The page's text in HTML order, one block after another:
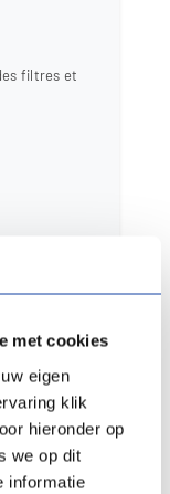
met cookies
eigen
klik
hieronder op
we op dit
informatie
filtres et
dans